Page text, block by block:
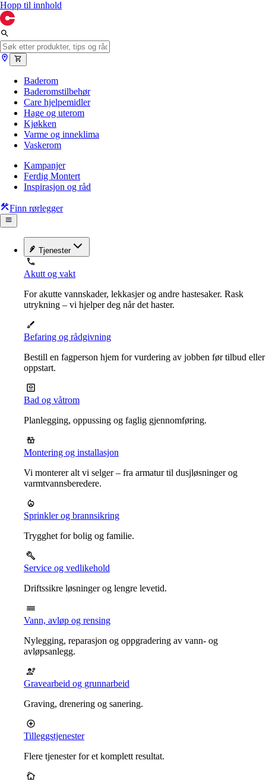
Hopp til innhold
Baderom
Baderomstilbehør
Care hjelpemidler
Hage og uterom
Kjøkken
Varme og inneklima
Vaskerom
Kampanjer
Ferdig Montert
Inspirasjon og råd
Finn rørlegger
Tjenester
Akutt og vakt
For akutte vannskader, lekkasjer og andre hastesaker. Rask
utrykning – vi hjelper deg når det haster.
Befaring og rådgivning
Bestill en fagperson hjem for vurdering av jobben før tilbud eller
oppstart.
Bad og våtrom
Planlegging, oppussing og faglig gjennomføring.
Montering og installasjon
Vi monterer alt vi selger – fra armatur til dusjløsninger og
varmtvannsberedere.
Sprinkler og brannsikring
Trygghet for bolig og familie.
Service og vedlikehold
Driftssikre løsninger og lengre levetid.
Vann, avløp og rensing
Nylegging, reparasjon og oppgradering av vann- og
avløpsanlegg.
Gravearbeid og grunnarbeid
Graving, drenering og sanering.
Tilleggstjenester
Flere tjenester for et komplett resultat.